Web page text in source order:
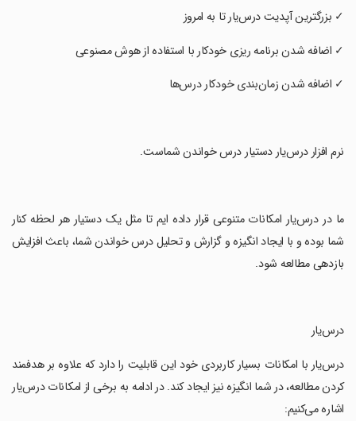
✓ بزرگترین آپدیت درس‌یار تا به امروز
‏✓ اضافه شدن برنامه ریزی خودکار با استفاده از هوش مصنوعی
‏✓ اضافه شدن زمان‌بندی خودکار درس‌ها
‏نرم افزار درس‌یار دستیار درس خواندن شماست.
‏ما در درس‌یار امکانات متنوعی قرار داده ایم تا مثل یک دستیار هر لحظه کنار
شما بوده و با ایجاد انگیزه و گزارش و تحلیل درس خواندن شما، باعث افزایش
بازدهی مطالعه شود.
‏درس‌یار
‏درس‌یار با امکانات بسیار کاربردی خود این قابلیت را دارد که علاوه بر هدفمند
کردن مطالعه، در شما انگیزه نیز ایجاد کند. در ادامه به برخی از امکانات درس‌یار
اشاره می‌کنیم: